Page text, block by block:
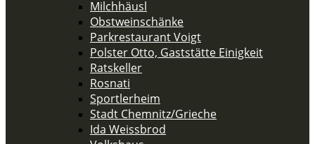
Milchhäusl
Obstweinschänke
Parkrestaurant Voigt
Polster Otto, Gaststätte Einigkeit
Ratskeller
Rosnati
Sportlerheim
Stadt Chemnitz/Grieche
Ida Weissbrod